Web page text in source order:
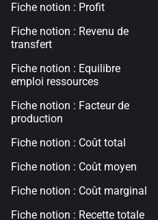
Fiche notion : Profit
Fiche notion : Revenu de
transfert
Fiche notion : Equilibre
emploi ressources
Fiche notion : Facteur de
production
Fiche notion : Coût total
Fiche notion : Coût moyen
Fiche notion : Coût marginal
Fiche notion : Recette totale